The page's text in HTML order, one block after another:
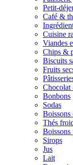
Petit-
Café &
Cuisine
Viandes
Chips &
Biscuits
Fruits
Chocolat
Bonbons
Sodas
Boissons
Thés
Boissons
Sirops
Jus
Lait